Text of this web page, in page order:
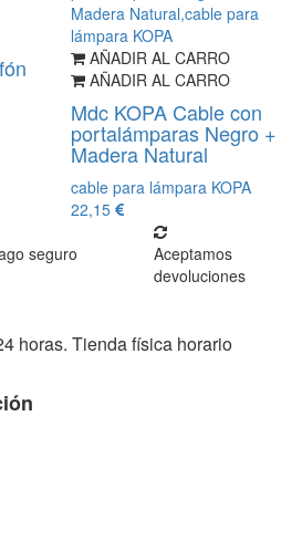
AÑADIR AL CARRO
AÑADIR AL CARRO
Mdc KOPA Cable con
portalámparas Negro +
Madera Natural
cable para lámpara KOPA
22,15
seguro
Aceptamos
devoluciones
horas. Tienda física horario